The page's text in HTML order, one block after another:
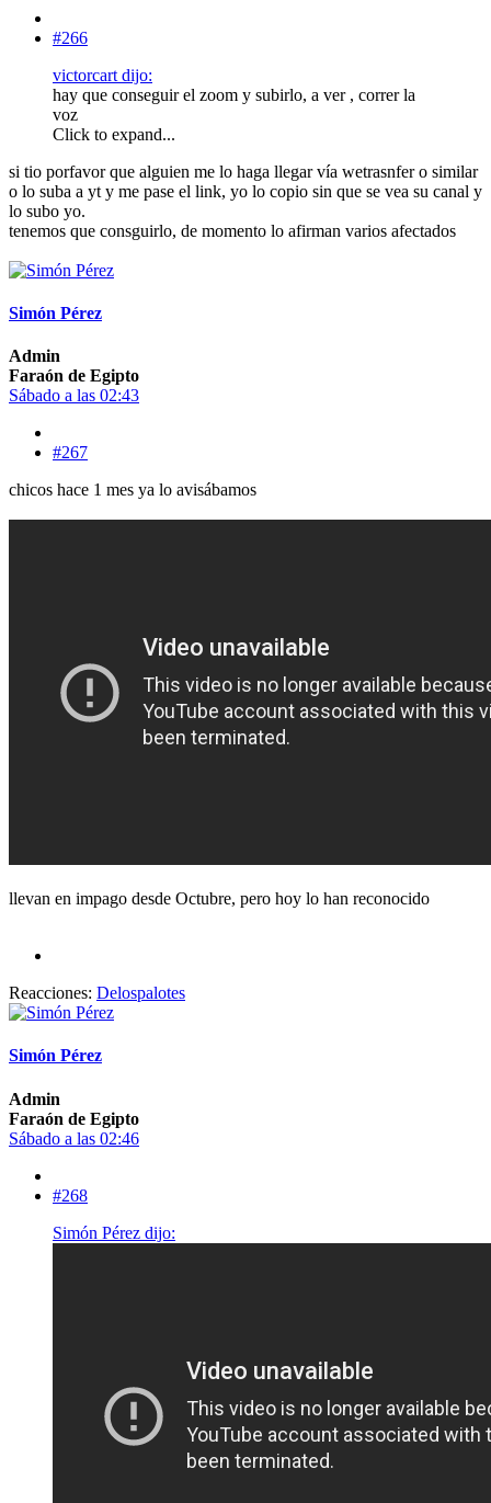
#266
victorcart dijo:
hay que conseguir el zoom y subirlo, a ver , correr la
voz
Click to expand...
si tio porfavor que alguien me lo haga llegar vía wetrasnfer o similar
o lo suba a yt y me pase el link, yo lo copio sin que se vea su canal y
lo subo yo.
tenemos que consguirlo, de momento lo afirman varios afectados
Simón Pérez
Admin
Faraón de Egipto
Sábado a las 02:43
#267
chicos hace 1 mes ya lo avisábamos
llevan en impago desde Octubre, pero hoy lo han reconocido
Reacciones: Delospalotes
Simón Pérez
Admin
Faraón de Egipto
Sábado a las 02:46
#268
Simón Pérez dijo: